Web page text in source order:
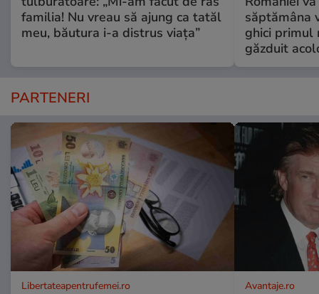
familia! Nu vreau să ajung ca tatăl
meu, băutura i-a distrus viața”
săptămâna
ghici primul
găzduit
PARTENERI
Libertateapentrufemei.ro Avantaje.ro